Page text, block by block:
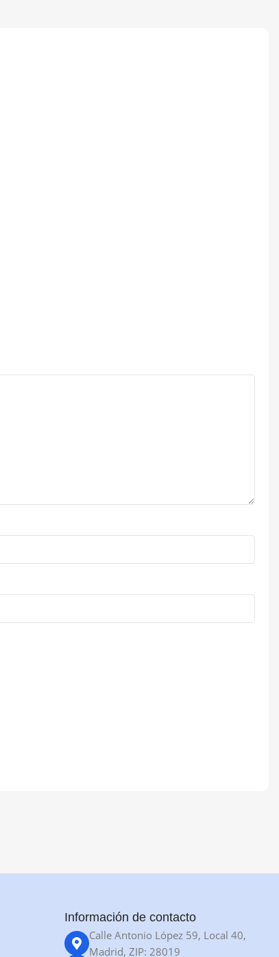
Información de contacto
Calle Antonio López 59, Local 40,
Madrid, ZIP: 28019